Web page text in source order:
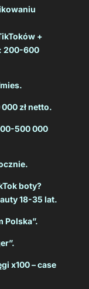
+
200-600
zł netto.
500 000
boty?
18-35 lat.
Polska”.
x100 – case